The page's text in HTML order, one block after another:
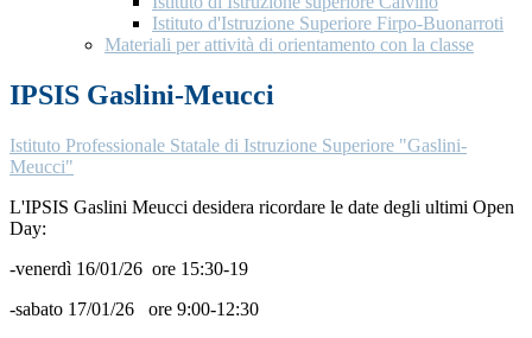
Istituto d'Istruzione Superiore Firpo-Buonarroti
Materiali per attività di orientamento con la classe
IPSIS Gaslini-Meucci
Istituto Professionale Statale di Istruzione Superiore "Gaslini-
Meucci"
L'IPSIS Gaslini Meucci desidera ricordare le date degli ultimi Open
Day:
-venerdì 16/01/26 ore 15:30-19
-sabato 17/01/26 ore 9:00-12:30